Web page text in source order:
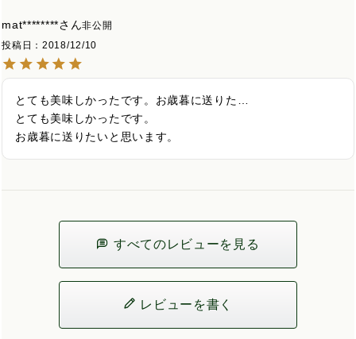
mat********
非公開
投稿日
2018/12/10
とても美味しかったです。お歳暮に送りた…
とても美味しかったです。
お歳暮に送りたいと思います。
すべてのレビューを見る
レビューを書く